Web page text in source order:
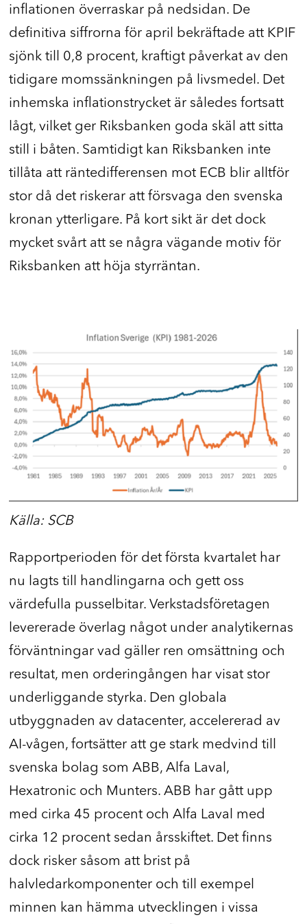
inflationen överraskar på nedsidan. De
definitiva siffrorna för april bekräftade att KPIF
sjönk till 0,8 procent, kraftigt påverkat av den
tidigare momssänkningen på livsmedel. Det
inhemska inflationstrycket är således fortsatt
lågt, vilket ger Riksbanken goda skäl att sitta
still i båten. Samtidigt kan Riksbanken inte
tillåta att räntedifferensen mot ECB blir alltför
stor då det riskerar att försvaga den svenska
kronan ytterligare. På kort sikt är det dock
mycket svårt att se några vägande motiv för
Riksbanken att höja styrräntan.
Källa: SCB
Rapportperioden för det första kvartalet har
nu lagts till handlingarna och gett oss
värdefulla pusselbitar. Verkstadsföretagen
levererade överlag något under analytikernas
förväntningar vad gäller ren omsättning och
resultat, men orderingången har visat stor
underliggande styrka. Den globala
utbyggnaden av datacenter, accelererad av
AI-vågen, fortsätter att ge stark medvind till
svenska bolag som ABB, Alfa Laval,
Hexatronic och Munters. ABB har gått upp
med cirka 45 procent och Alfa Laval med
cirka 12 procent sedan årsskiftet. Det finns
dock risker såsom att brist på
halvledarkomponenter och till exempel
minnen kan hämma utvecklingen i vissa